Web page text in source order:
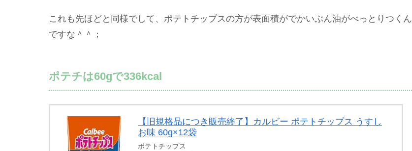
これも先ほどと同様でして、ポテトチップスの方が表面積がでかいぶん油がべっとりつくん
ですな＾＾；
ポテチは60gで336kcal
【旧規格品につき販売終了】カルビー ポテトチップス うすし
お味 60g×12袋
ポテトチップス